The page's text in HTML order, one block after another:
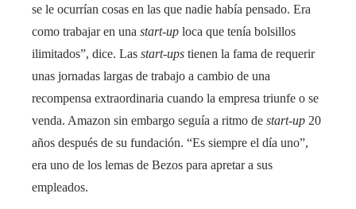
se le ocurrían cosas en las que nadie había pensado. Era
como trabajar en una start-up loca que tenía bolsillos
ilimitados”, dice. Las start-ups tienen la fama de requerir
unas jornadas largas de trabajo a cambio de una
recompensa extraordinaria cuando la empresa triunfe o se
venda. Amazon sin embargo seguía a ritmo de start-up 20
años después de su fundación. “Es siempre el día uno”,
era uno de los lemas de Bezos para apretar a sus
empleados.